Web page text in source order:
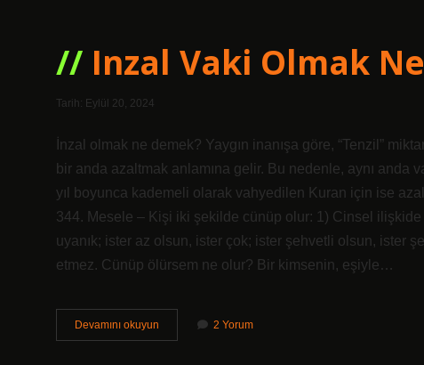
Inzal Vaki Olmak
Tarih: Eylül 20, 2024
İnzal olmak ne demek? Yaygın inanışa göre, “Tenzil”
bir anda azaltmak anlamına gelir. Bu nedenle, aynı
yıl boyunca kademeli olarak vahyedilen Kuran için ise
344. Mesele – Kişi iki şekilde cünüp olur: 1) Cinsel
uyanık; ister az olsun, ister çok; ister şehvetli olsun, ister
etmez. Cünüp ölürsem ne olur? Bir kimsenin, eşiyle…
Devamını okuyun
Vaki
2 Yorum